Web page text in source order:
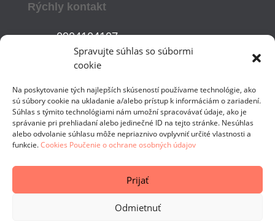
Spravujte súhlas so súbormi
cookie
Na poskytovanie tých najlepších skúseností používame technológie, ako
sú súbory cookie na ukladanie a/alebo prístup k informáciám o zariadení.
Súhlas s týmito technológiami nám umožní spracovávať údaje, ako je
správanie pri prehliadaní alebo jedinečné ID na tejto stránke. Nesúhlas
alebo odvolanie súhlasu môže nepriaznivo ovplyvniť určité vlastnosti a
funkcie.Cookies Poučenie o ochrane osobných údajov
Prijať
Odmietnuť
Rýchly kontakt
0904104107
ivananovotna@infit.sk
Som aj na sociálnych sieťach
 